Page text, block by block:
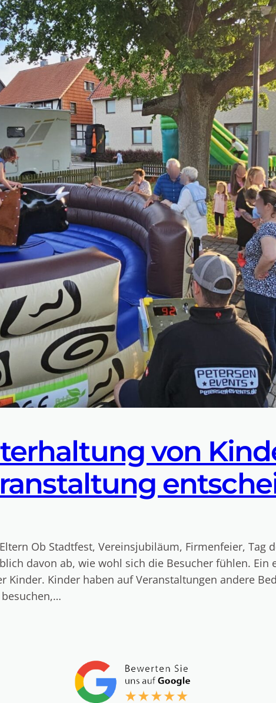
von
Ob Stadtfest, Vereinsjubiläum, Firmenfeier, Tag
davon ab, wie wohl sich die Besucher fühlen. Ein
Kinder haben auf Veranstaltungen andere